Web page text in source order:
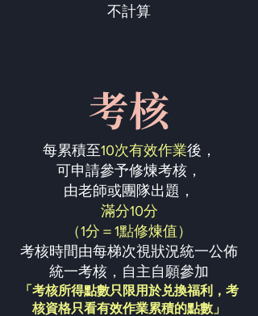
不計算
考核
每累積至10次有效作業後，
可申請參予修煉考核，
由老師或團隊出題，
滿分10分
（1分＝1點修煉值）
考核時間由每梯次視狀況統一公佈
統一考核，自主自願參加
「考核所得點數只限用於兑換福利， 考
核資格只看有效作業累積的點數」